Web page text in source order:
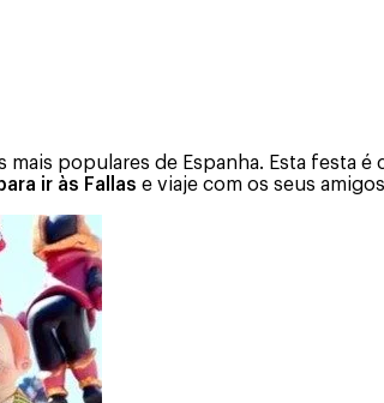
populares de Espanha. Esta festa
ir às Fallas e viaje com os seus